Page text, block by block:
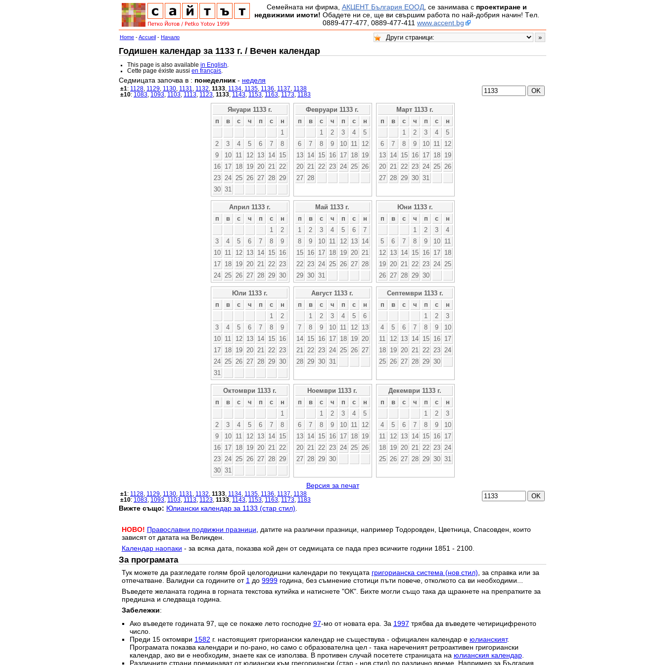
Семейната ни фирма, АКЦЕНТ България ЕООД, се занимава с проектиране и
недвижими имоти! Обадете ни се, ще ви свършим работа по най-добрия начин! Tел.
0889-477-477, 0889-477-411 www.accent.bg
Home -Accueil - Начало
Годишен календар за 1133 г. / Вечен календар
This page is also availablein English
Cette page éxiste aussien français
Седмицата започва в : понеделник - неделя
±1: 1128 1129 1130 1131 1132 1133 1134 1135 1136 1137
1138
±10: 1083 1093 1103 1113 1123 1133 1143 1153 1163 1173 1183
Януари 1133 г.
п
в с ч п с
н
1
2
3 4 5 6 7
8
9
10 11 12 13 14
15
16
17 18 19 20 21
22
23
24 25 26 27 28
29
30 31
Февруари 1133 г.
п
в с ч п с
н
1
2 3 4
5
6
7 8 9 10 11
12
13
14 15 16 17 18
19
20
21 22 23 24 25
26
27
28
Март 1133 г.
п
в с ч п с
н
1
2 3 4
5
6
7 8 9 10 11
12
13
14 15 16 17 18
19
20
21 22 23 24 25
26
27
28 29 30 31
Април 1133 г.
п
в с ч п с
н
1
2
3
4 5 6 7 8
9
10
11 12 13 14 15
16
17
18 19 20 21 22
23
24
25 26 27 28 29 30
Май 1133 г.
п
в с ч п с
н
1
2 3 4 5 6
7
8
9 10 11 12 13
14
15
16 17 18 19 20
21
22
23 24 25 26 27
28
29 30 31
Юни 1133 г.
п
в с ч п с
н
1
2 3
4
5
6 7 8 9 10
11
12
13 14 15 16 17
18
19
20 21 22 23 24
25
26
27 28 29 30
Юли 1133 г.
п
в с ч п с
н
1
2
3
4 5 6 7 8
9
10
11 12 13 14 15
16
17
18 19 20 21 22
23
24
25 26 27 28 29 30
31
Август 1133 г.
п
в с ч п с
н
1
2 3 4 5
6
7
8 9 10 11 12
13
14
15 16 17 18 19
20
21
22 23 24 25 26
27
28
29 30 31
Септември 1133 г.
п
в с ч п с
н
1
2
3
4
5 6 7 8 9
10
11
12 13 14 15 16
17
18
19 20 21 22 23
24
25
26 27 28 29 30
Октомври 1133 г.
п
в с ч п с
н
1
2
3 4 5 6 7
8
9
10 11 12 13 14
15
16
17 18 19 20 21
22
23
24 25 26 27 28
29
30 31
Ноември 1133 г.
п
в с ч п с
н
1
2 3 4
5
6
7 8 9 10 11
12
13
14 15 16 17 18
19
20
21 22 23 24 25
26
27
28 29 30
Декември 1133 г.
п
в с ч п с
н
1
2
3
4
5 6 7 8 9
10
11
12 13 14 15 16
17
18
19 20 21 22 23
24
25
26 27 28 29 30 31
Версия за печат
±1: 1128 1129 1130 1131 1132 1133 1134 1135 1136 1137
1138
±10: 1083 1093 1103 1113 1123 1133 1143 1153 1163 1173 1183
Вижте също: Юлиански календар за 1133 (стар стил)
НОВО! Православни подвижни празници , датите на различни празници, например Тодоровден, Цветница, Спасовден, които
зависят от датата на Великден.
Календар наопаки - за всяка дата, показва кой ден от седмицата се пада през всичките години 1851 - 2100.
За програмата
Тук можете да разгледате голям брой целогодишни календари по текущата григорианска система (нов стил), за справка или за
отпечатване. Валидни са годините от 1до 9999година, без съмнение стотици пъти повече, отколкото са ви необходими...
Въведете желаната година в горната текстова кутийка и натиснете "ОК". Бихте могли също така да щракнете на препратките за
предишна и следваща година.
Забележки:
Ако въведете годината 97, ще се покаже лето господне 97-мо от новата ера. За 1997 трябва да въведете четирицифреното
число.
Преди 15 октомври 1582 г. настоящият григориански календар не съществува - официален календар е юлианският.
Програмата показва календари и по-рано, но само с образователна цел - така нареченият ретроактивен григориански
календар, ако ви е необходим, знаете как се използва. В противен случай посетете страницата на юлианския календар.
Различните страни преминават от юлиански към грегориански (стар - нов стил) по различно време. Например за България,